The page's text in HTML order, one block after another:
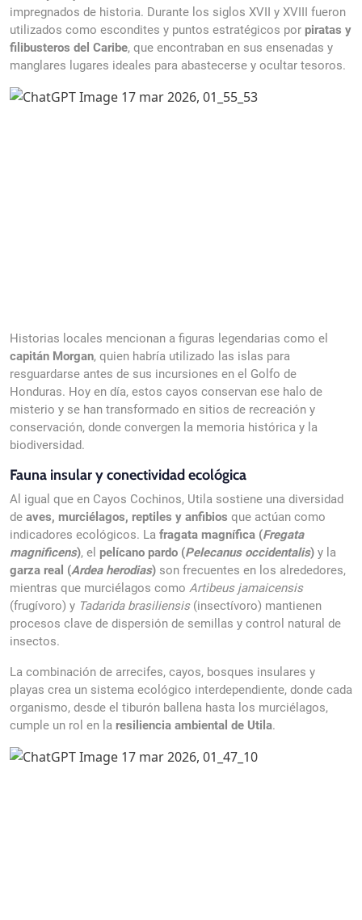
impregnados de historia. Durante los siglos XVII y XVIII fueron
utilizados como escondites y puntos estratégicos por piratas y
filibusteros del Caribe, que encontraban en sus ensenadas y
manglares lugares ideales para abastecerse y ocultar tesoros.
Historias locales mencionan a figuras legendarias como el
capitán Morgan, quien habría utilizado las islas para
resguardarse antes de sus incursiones en el Golfo de
Honduras. Hoy en día, estos cayos conservan ese halo de
misterio y se han transformado en sitios de recreación y
conservación, donde convergen la memoria histórica y la
biodiversidad.
Fauna insular y conectividad ecológica
Al igual que en Cayos Cochinos, Utila sostiene una diversidad
de aves, murciélagos, reptiles y anfibios que actúan como
indicadores ecológicos. La fragata magnífica (Fregata
magnificens), el pelícano pardo (Pelecanus occidentalis) y la
garza real (Ardea herodias) son frecuentes en los alrededores,
mientras que murciélagos como Artibeus jamaicensis
(frugívoro) y Tadarida brasiliensis(insectívoro) mantienen
procesos clave de dispersión de semillas y control natural de
insectos.
La combinación de arrecifes, cayos, bosques insulares y
playas crea un sistema ecológico interdependiente, donde cada
organismo, desde el tiburón ballena hasta los murciélagos,
cumple un rol en la resiliencia ambiental de Utila.